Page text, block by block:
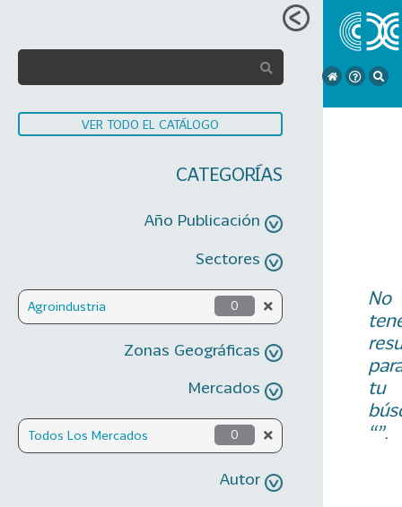
VER TODO EL CATÁLOGO
CATEGORÍAS
Año Publicación
Sectores
Agroindustria 0
Zonas Geográficas
Mercados
Todos Los Mercados 0
Autor
No
tu
“”.